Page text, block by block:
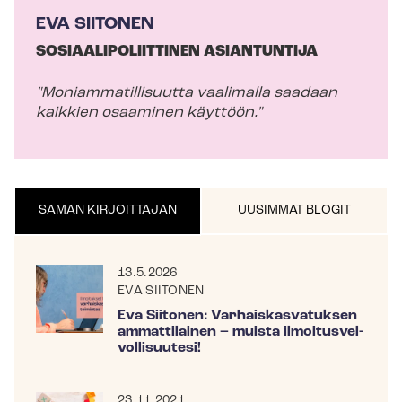
EVA SIITONEN
SO­SI­AA­LI­PO­LIIT­TI­NEN ASIANTUNTIJA
"Mo­niam­ma­til­li­suut­ta vaalimalla saadaan
kaikkien osaaminen käyttöön."
SAMAN KIRJOITTAJAN UUSIMMAT BLOGIT
13.5.2026
EVA SIITONEN
Eva Siitonen: Var­hais­kas­va­tuk­sen
ammattilainen – muista il­moi­tus­vel­
vol­li­suu­te­si!